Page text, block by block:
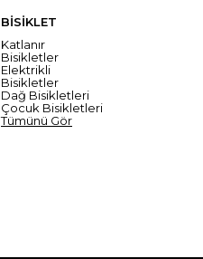
BİSİKLET
Katlanır
Bisikletler
Elektrikli
Bisikletler
Dağ Bisikletleri
Çocuk Bisikletleri
Tümünü Gör